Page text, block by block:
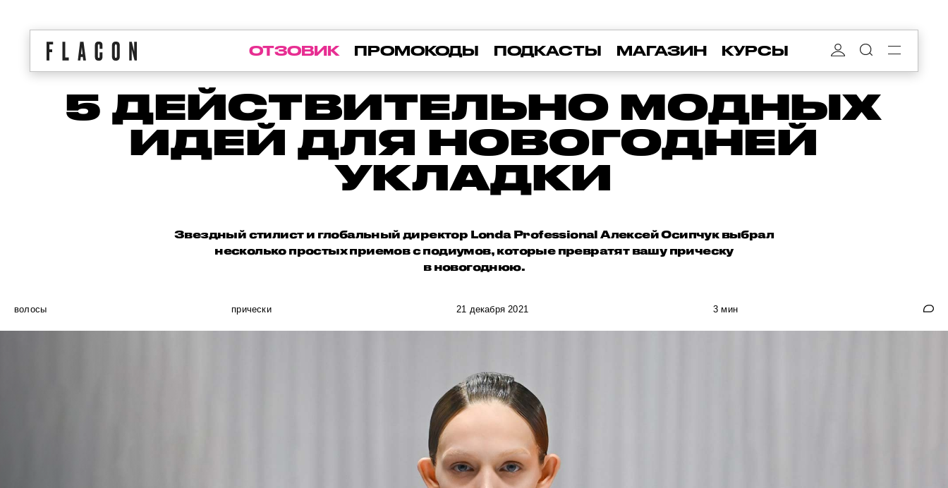
ОТЗОВИК ПРОМОКОДЫ ПОДКАСТЫ МАГАЗИН КУРСЫ
5 ДЕЙСТВИТЕЛЬНО МОДНЫХ
ИДЕЙ ДЛЯ НОВОГОДНЕЙ
УКЛАДКИ
Звездный стилист и глобальный директор Londa Professional Алексей Осипчук выбрал
несколько простых приемов с подиумов, которые превратят вашу прическу
в новогоднюю.
волосы прически 21 декабря 2021 3 мин